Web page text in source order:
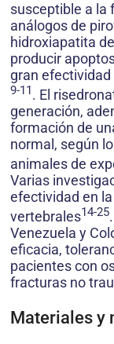
susceptible a la
análogos de
hidroxiapatita
producir
gran
9-11 . El
generación,
formación de
normal, según
animales de
Varias
efectividad en
vertebrales14-25
Venezuela y
eficacia,
pacientes con
fracturas no
Materiales y